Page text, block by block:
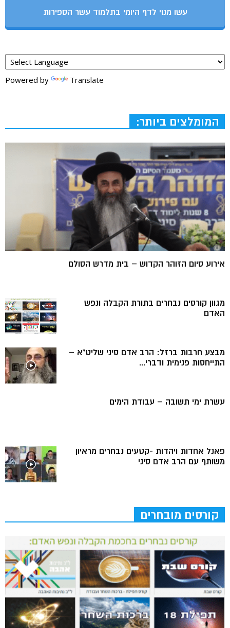
עשו מנוי לדף היומי בתלמוד עשר הספירות
Powered by Translate
המומלצים ביותר:
אירוע סיום הזוהר הקדוש – בית מדרש הסולם
מגוון קורסים נבחרים בתורת הקבלה ונפש
האדם
מבצע חרבות ברזל: הרב אדם סיני שליט”א –
התייחסות פנימית ודברי...
עשרת ימי תשובה – עבודת הימים
פאנל אחדות ויהדות -קטעים נבחרים מראיון
משותף עם הרב אדם סיני
קורסים מובחרים